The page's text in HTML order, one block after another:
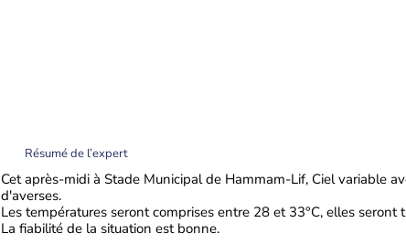
Résumé de l’expert
Cet après-midi à Stade Municipal de Hammam-Lif, Ciel variable
d'averses.
Les températures seront comprises entre 28 et 33°C, elles seront
La fiabilité de la situation est bonne.